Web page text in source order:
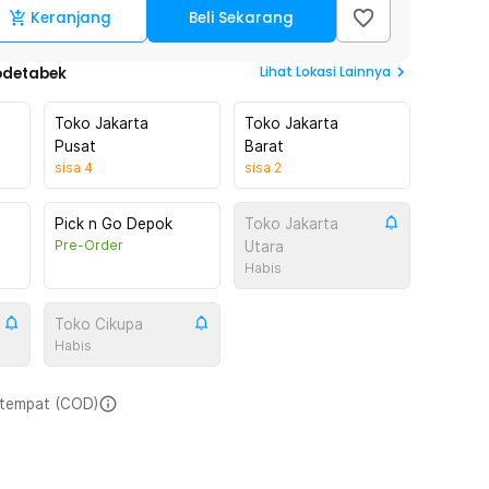
Keranjang Beli Sekarang
Lihat Lokasi Lainnya
Toko Jakarta
Pusat
sisa 4
Toko Jakarta
Barat
sisa 2
Pick n Go Depok
Pre-Order
Toko Jakarta
Utara
Habis
Toko Cikupa
Habis
(COD)